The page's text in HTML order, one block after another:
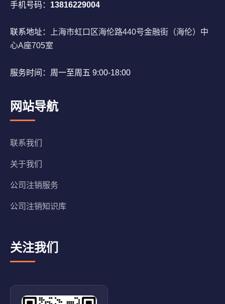
手机号码： 13816229004
联系地址： 上海市虹口区海伦路440号金融街（海伦）中
心A座705室
服务时间：周一至周五 9:00-18:00
网站导航
联系我们
关于我们
公司注销服务
公司注销知识库
关注我们